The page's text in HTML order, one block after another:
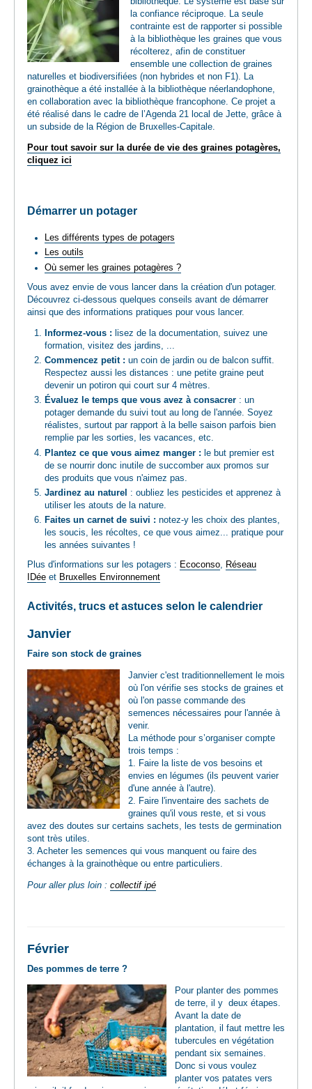
la confiance réciproque. La seule
contrainte est de rapporter si possible
à la bibliothèque les graines que vous
récolterez, afin de constituer
ensemble une collection de graines
naturelles et biodiversifiées (non hybrides et non F1). La
grainothèque a été installée à la bibliothèque néerlandophone,
en collaboration avec la bibliothèque francophone. Ce projet a
été réalisé dans le cadre de l’Agenda 21 local de Jette, grâce à
un subside de la Région de Bruxelles-Capitale.
Pour tout savoir sur la durée de vie des graines potagères,
cliquez ici
Démarrer un potager
Les différents types de potagers
Les outils
Où semer les graines potagères ?
Vous avez envie de vous lancer dans la création d'un potager.
Découvrez ci-dessous quelques conseils avant de démarrer
ainsi que des informations pratiques pour vous lancer.
Informez-vous : lisez de la documentation, suivez une
formation, visitez des jardins, ...
Commencez petit : un coin de jardin ou de balcon suffit.
Respectez aussi les distances : une petite graine peut
devenir un potiron qui court sur 4 mètres.
Évaluez le temps que vous avez à consacrer: un
potager demande du suivi tout au long de l'année. Soyez
réalistes, surtout par rapport à la belle saison parfois bien
remplie par les sorties, les vacances, etc.
Plantez ce que vous aimez manger : le but premier est
de se nourrir donc inutile de succomber aux promos sur
des produits que vous n'aimez pas.
Jardinez au naturel : oubliez les pesticides et apprenez à
utiliser les atouts de la nature.
Faites un carnet de suivi : notez-y les choix des plantes,
les soucis, les récoltes, ce que vous aimez... pratique pour
les années suivantes !
Plus d'informations sur les potagers : Ecoconso, Réseau
IDéeet Bruxelles Environnement
Activités, trucs et astuces selon le calendrier
Janvier
Faire son stock de graines
Janvier c'est traditionnellement le mois
où l'on vérifie ses stocks de graines et
où l'on passe commande des
semences nécessaires pour l'année à
venir.
La méthode pour s’organiser compte
trois temps :
1. Faire la liste de vos besoins et
envies en légumes (ils peuvent varier
d'une année à l'autre).
2. Faire l'inventaire des sachets de
graines qu'il vous reste, et si vous
avez des doutes sur certains sachets, les tests de germination
sont très utiles.
3. Acheter les semences qui vous manquent ou faire des
échanges à la grainothèque ou entre particuliers.
Pour aller plus loin : collectif ipé
Février
Des pommes de terre ?
Pour planter des pommes
de terre, il y deux étapes.
Avant la date de
plantation, il faut mettre les
tubercules en végétation
pendant six semaines.
Donc si vous voulez
planter vos patates vers